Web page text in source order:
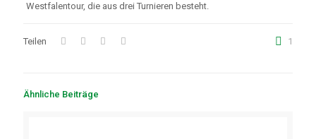
Westfalentour, die aus drei Turnieren besteht.
Teilen 1
Ähnliche Beiträge